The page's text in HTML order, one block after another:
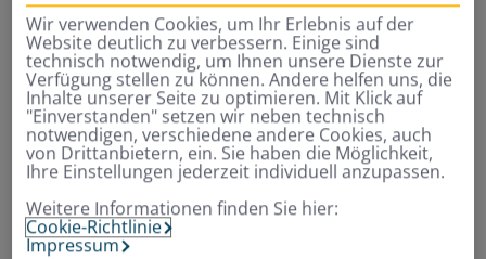
Kasachstan ist das flächenmäßig neuntgrößte Land
der Erde, und Deutschland würde mehr als sieben Mal
in den Staat passen. Im Dezember 1991 erklärte das
Land seine Unabhängigkeit nach dem Zerfall der
Sowjetunion und mit seinen rund 20 Millionen
Einwohnern ist es einer der am dünnsten besiedelten
Staaten der Erde. Die Amtssprachen sind Kasachisch
und Russisch.
Wir verwenden Cookies, um Ihr Erlebnis auf der
Website deutlich zu verbessern. Einige sind
technisch notwendig, um Ihnen unsere Dienste zur
Verfügung stellen zu können. Andere helfen uns, die
Inhalte unserer Seite zu optimieren. Mit Klick auf
"Einverstanden" setzen wir neben technisch
notwendigen, verschiedene andere Cookies, auch
von Drittanbietern, ein. Sie haben die Möglichkeit,
Ihre Einstellungen jederzeit individuell anzupassen.
Weitere Informationen finden Sie hier:
Cookie-Richtlinie
Impressum